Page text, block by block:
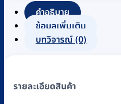
สัตว์
เลี้ยง
NAGATA
ชิ้น
คำอธิบาย
ข้อมูลเพิ่มเติม
บทวิจารณ์ (0)
รายละเอียดสินค้า